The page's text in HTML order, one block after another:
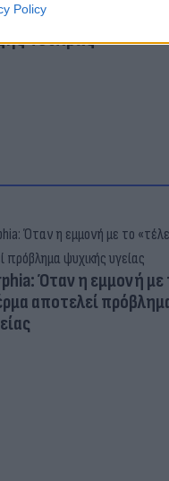
Policy
Τσίπρας
Όταν η εμμονή με
αποτελεί